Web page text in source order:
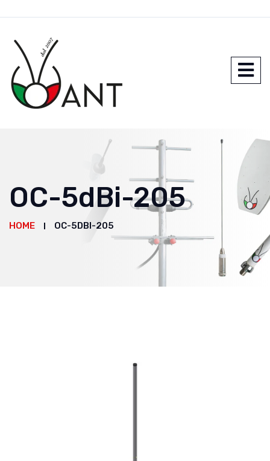
OC-5dBi-205
HOME OC-5DBI-205